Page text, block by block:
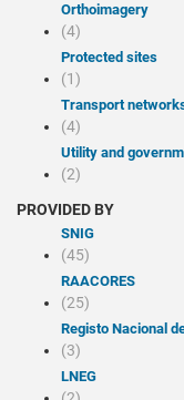
Orthoimagery
(4)
Protected sites
(1)
Transport
(4)
Utility and
(2)
PROVIDED BY
SNIG
(45)
RAACORES
(25)
Registo Nacional
(3)
LNEG